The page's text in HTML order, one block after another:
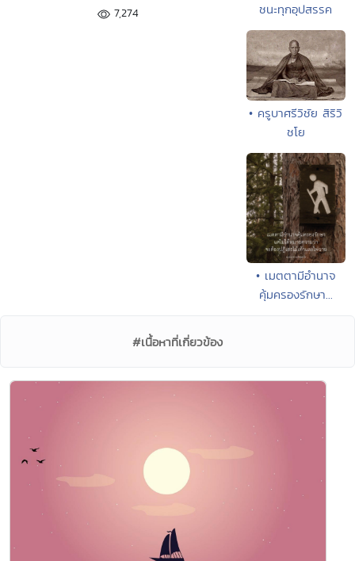
7,274
ชนะทุกอุปสรรค
• ครูบาศรีวิชัย สิริวิ
ชโย
• เมตตามีอำนาจ
คุ้มครองรักษา...
#เนื้อหาที่เกี่ยวข้อง